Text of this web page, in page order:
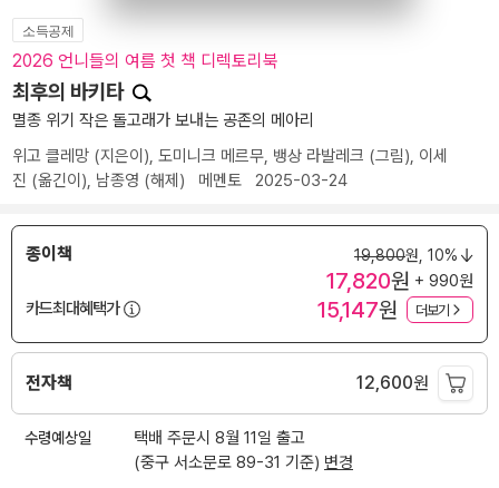
소득공제
2026 언니들의 여름 첫 책 디렉토리북
최후의 바키타
멸종 위기 작은 돌고래가 보내는 공존의 메아리
위고 클레망 (지은이), 도미니크 메르무, 뱅상 라발레크 (그림), 이세
진 (옮긴이), 남종영 (해제) 메멘토 2025-03-24
종이책 19,800원, 10%
17,820원 + 990원
카드최대혜택가
15,147원 더보기
전자책 12,600원
수령예상일
택배 주문시 8월 11일 출고
(중구 서소문로 89-31 기준) 변경